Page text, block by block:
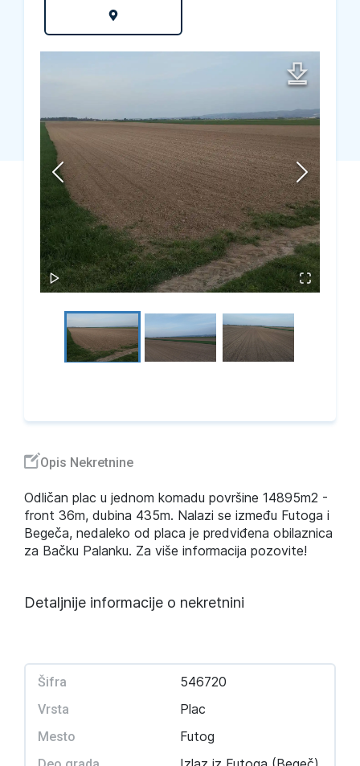
Opis Nekretnine
Odličan plac u jednom komadu površine 14895m2 -
front 36m, dubina 435m. Nalazi se između Futoga i
Begeča, nedaleko od placa je predviđena obilaznica
za Bačku Palanku. Za više informacija pozovite!
Detaljnije informacije o nekretnini
Šifra 546720
Vrsta Plac
Mesto Futog